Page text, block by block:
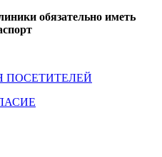
обязательно иметь
ПОСЕТИТЕЛЕЙ